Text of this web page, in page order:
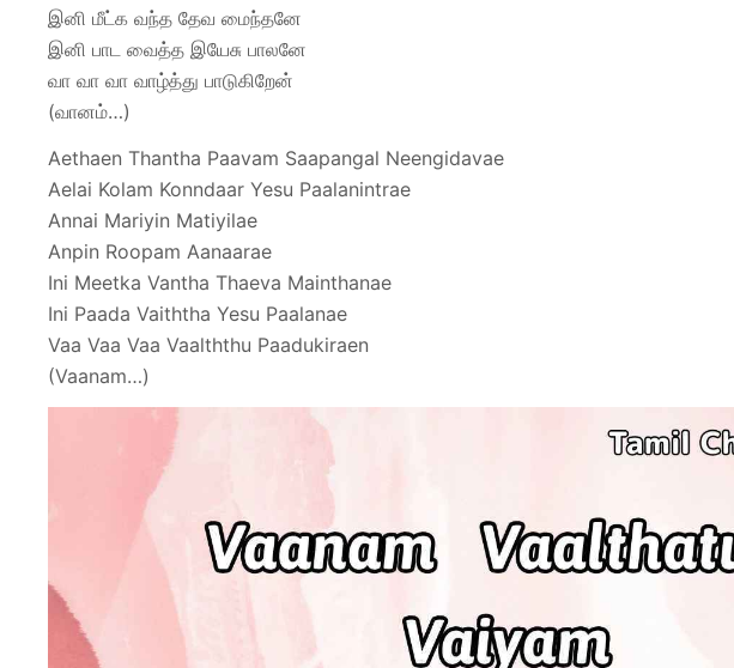
இனி மீட்க வந்த தேவ மைந்தனே
இனி பாட வைத்த இயேசு பாலனே
வா வா வா வாழ்த்து பாடுகிறேன்
(வானம்…)
Aethaen Thantha Paavam Saapangal Neengidavae
Aelai Kolam Konndaar Yesu Paalanintrae
Annai Mariyin Matiyilae
Anpin Roopam Aanaarae
Ini Meetka Vantha Thaeva Mainthanae
Ini Paada Vaiththa Yesu Paalanae
Vaa Vaa Vaa Vaalththu Paadukiraen
(Vaanam…)